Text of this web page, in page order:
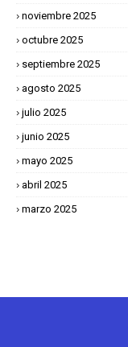
noviembre 2025
octubre 2025
septiembre 2025
agosto 2025
julio 2025
junio 2025
mayo 2025
abril 2025
marzo 2025